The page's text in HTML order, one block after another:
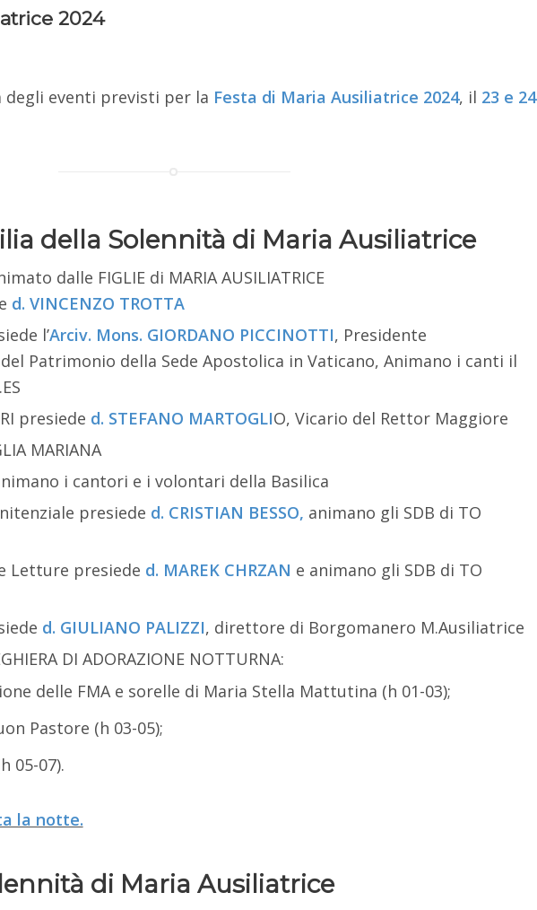
2024
eventi previsti per la Festa di Maria Ausiliatrice 2024, il 23 e 24
della Solennità di Maria Ausiliatrice
dalle FIGLIE di MARIA AUSILIATRICE
d. VINCENZO TROTTA
l’Arciv. Mons. GIORDANO PICCINOTTI, Presidente
Patrimonio della Sede Apostolica in Vaticano, Animano i canti il
presiede d. STEFANO MARTOGLIO, Vicario del Rettor Maggiore
MARIANA
i cantori e i volontari della Basilica
presiede d. CRISTIAN BESSO, animano gli SDB di TO
Letture presiede d. MAREK CHRZAN e animano gli SDB di TO
d. GIULIANO PALIZZI, direttore di Borgomanero M.Ausiliatrice
DI ADORAZIONE NOTTURNA:
delle FMA e sorelle di Maria Stella Mattutina (h 01-03);
Pastore (h 03-05);
05-07).
la notte.
di Maria Ausiliatrice